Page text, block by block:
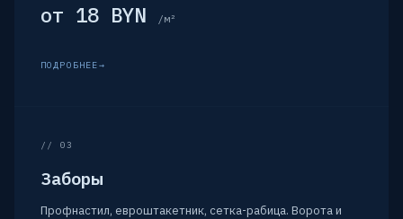
от 18 BYN /м²
ПОДРОБНЕЕ
// 03
Заборы
Профнастил, евроштакетник, сетка-рабица. Ворота и